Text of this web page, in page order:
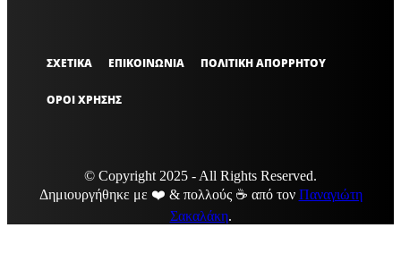
ΣΧΕΤΙΚΑ ΕΠΙΚΟΙΝΩΝΙΑ ΠΟΛΙΤΙΚΗ ΑΠΟΡΡΗΤΟΥ
ΟΡΟΙ ΧΡΗΣΗΣ
© Copyright 2025 - All Rights Reserved.
Δημιουργήθηκε με ❤️ & πολλούς ☕ από τον Παναγιώτη
Σακαλάκη.